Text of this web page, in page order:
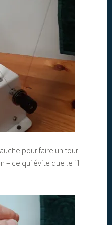
pour faire un tour
– ce qui évite que le fil